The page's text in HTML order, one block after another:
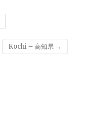
Kōchi – 高知県 →